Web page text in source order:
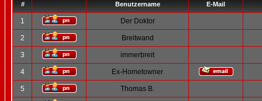
# Benutzername E-Mail
1 Der Doktor
2 Breitwand
3 immerbreit
4 Ex-Hometowner
5 Thomas B.